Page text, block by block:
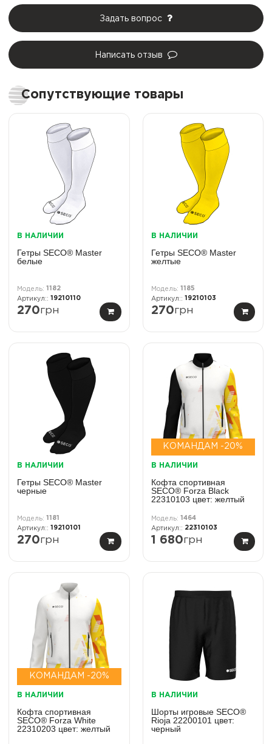
Задать вопрос
Написать отзыв
Сопутствующие товары
В НАЛИЧИИ
Гетры SECO® Master
белые
1182
19210110
270грн
В НАЛИЧИИ
Гетры SECO® Master
желтые
1185
19210103
270грн
В НАЛИЧИИ
Гетры SECO® Master
черные
1181
19210101
270грн
КОМАНДАМ -20%
В НАЛИЧИИ
Кофта спортивная
SECO® Forza Black
22310103 цвет: желтый
1464
22310103
1 680грн
КОМАНДАМ -20%
В НАЛИЧИИ
Кофта спортивная
SECO® Forza White
22310203 цвет: желтый
В НАЛИЧИИ
Шорты игровые SECO®
Rioja 22200101 цвет:
черный